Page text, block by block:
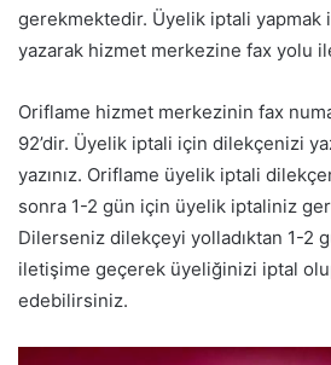
gerekmektedir. Üyelik iptali
yazarak hizmet merkezine fax yolu
Oriflame hizmet merkezinin fax
92’dir. Üyelik iptali için dilekçenizi
yazınız. Oriflame üyelik iptali
sonra 1-2 gün için üyelik iptaliniz
Dilerseniz dilekçeyi yolladıktan 1-2
iletişime geçerek üyeliğinizi iptal
edebilirsiniz.